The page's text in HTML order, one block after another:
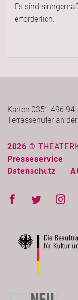
Es sind
erforderlich.
Karten 0351 496 94
Terrassenufer an
2026 ©
Presseservice
Datenschutz